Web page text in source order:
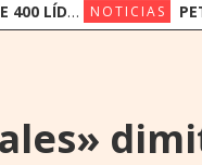
DE LA CONVENCIÓN BANCARIA DE ASOBAN NOTICIAS